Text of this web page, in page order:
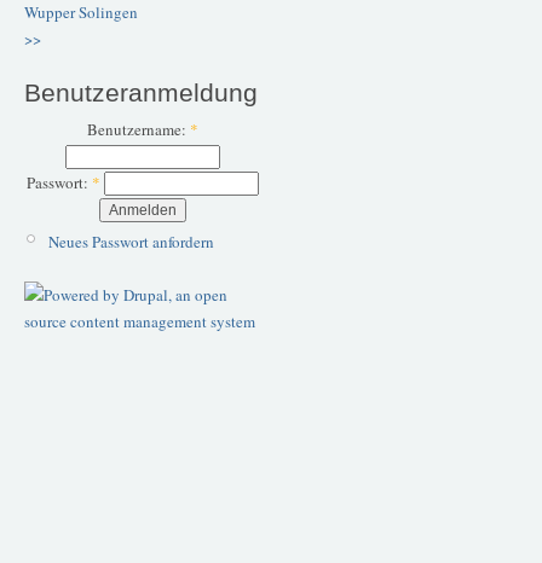
WupperSolingen
>>
Benutzeranmeldung
Benutzername: *
Passwort: *
Neues Passwort anfordern